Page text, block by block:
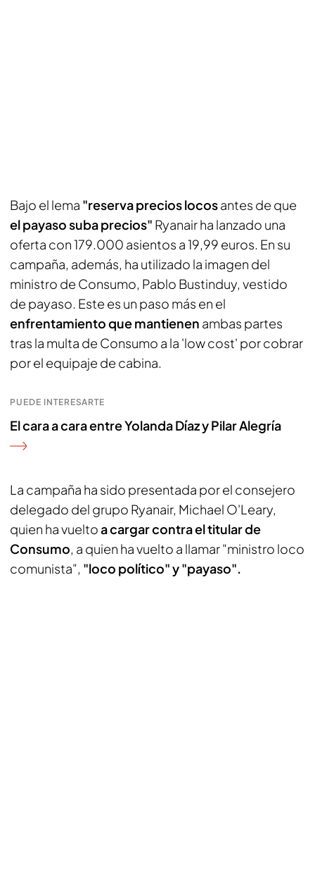
Bajo el lema "reserva precios locosantes de que
el payaso suba precios" Ryanair ha lanzado una
oferta con 179.000 asientos a 19,99 euros. En su
campaña, además, ha utilizado la imagen del
ministro de Consumo, Pablo Bustinduy, vestido
de payaso. Este es un paso más en el
enfrentamiento que mantienen ambas partes
tras la multa de Consumo a la 'low cost' por cobrar
por el equipaje de cabina.
PUEDE INTERESARTE
El cara a cara entre Yolanda Díaz y Pilar Alegría
La campaña ha sido presentada por el consejero
delegado del grupo Ryanair, Michael O'Leary,
quien ha vueltoa cargar contra el titular de
Consumo, a quien ha vuelto a llamar "ministro loco
comunista", "loco político" y "payaso".